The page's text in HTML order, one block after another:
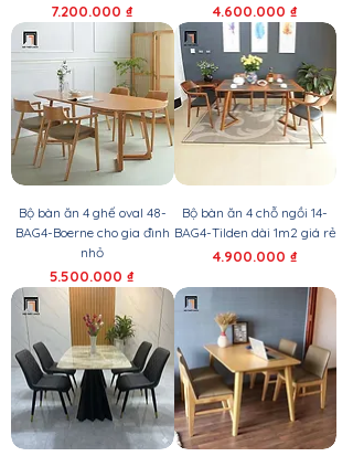
Giá
7.200.000 ₫ Giá
4.600.000 ₫
Bộ bàn ăn 4 ghế oval 48-
BAG4-Boerne cho gia đình
nhỏ
Giá
5.500.000 ₫
Bộ bàn ăn 4 chỗ ngồi 14-
BAG4-Tilden dài 1m2 giá rẻ
Giá
4.900.000 ₫